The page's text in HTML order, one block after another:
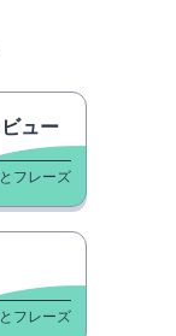
ュー
フレーズ
フレーズ